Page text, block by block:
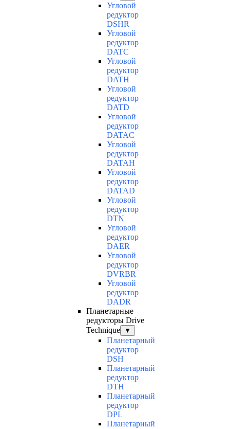
Угловой
редуктор
DSHR
Угловой
редуктор
DATC
Угловой
редуктор
DATH
Угловой
редуктор
DATD
Угловой
редуктор
DATAC
Угловой
редуктор
DATAH
Угловой
редуктор
DATAD
Угловой
редуктор
DTN
Угловой
редуктор
DAER
Угловой
редуктор
DVRBR
Угловой
редуктор
DADR
Планетарные
редукторы Drive
Technique
▼
Планетарный
редуктор
DSH
Планетарный
редуктор
DTH
Планетарный
редуктор
DPL
Планетарный